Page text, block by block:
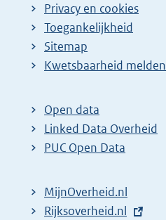
Privacy en cookies
Toegankelijkheid
Sitemap
E
t
e
r
l
Kwetsbaarheid melden
Open data
Linked Data Overheid
PUC Open Data
MijnOverheid.nl
E
Rijksoverheid.nl